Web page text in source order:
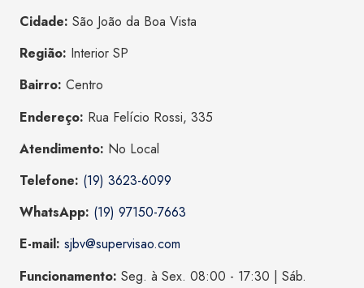
Cidade: São João da Boa Vista
Região: Interior SP
Bairro: Centro
Endereço: Rua Felício Rossi, 335
Atendimento: No Local
Telefone: (19) 3623-6099
WhatsApp: (19) 97150-7663
E-mail: sjbv@supervisao.com
Funcionamento: Seg. à Sex. 08:00 - 17:30 | Sáb.